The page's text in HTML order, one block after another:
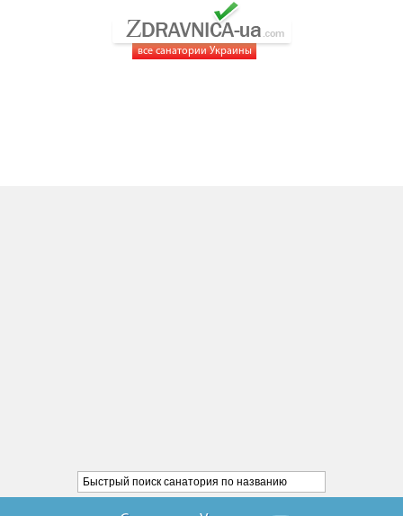
все санатории Украины